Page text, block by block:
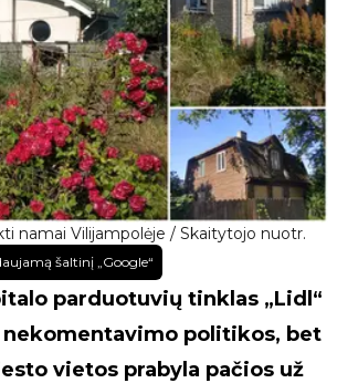
namai Vilijampolėje / Skaitytojo nuotr.
šaltinį „Google“
parduotuvių tinklas „Lidl“
politikos, bet
vietos prabyla pačios už